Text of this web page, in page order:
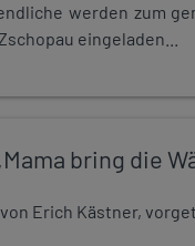
werden zum
eingeladen...
bring die
Erich Kästner,